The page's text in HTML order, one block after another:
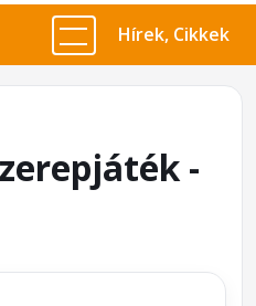
Hírek, Cikkek
-